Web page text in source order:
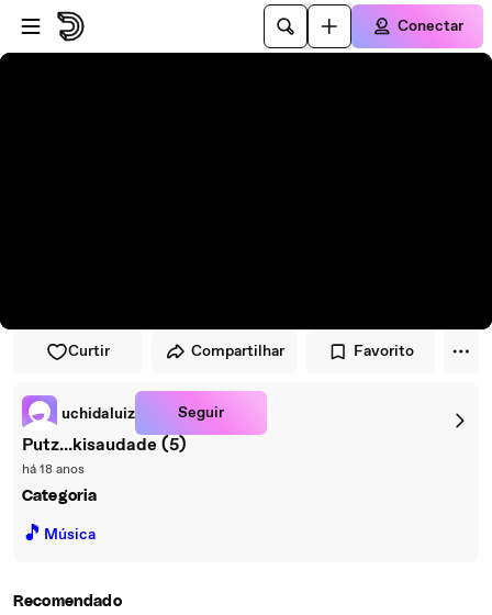
Pular para o player
Ir para o conteúdo principal
Conectar
Curtir Compartilhar Favorito
uchidaluiz Seguir
Putz...kisaudade (5)
há 18 anos
Categoria
🎵 Música
Recomendado